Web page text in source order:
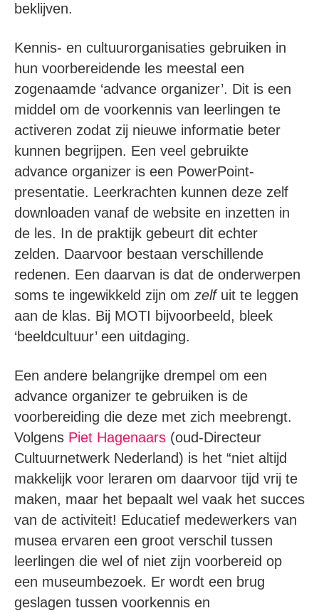
beklijven.
Kennis- en cultuurorganisaties gebruiken in
hun voorbereidende les meestal een
zogenaamde ‘advance organizer’. Dit is een
middel om de voorkennis van leerlingen te
activeren zodat zij nieuwe informatie beter
kunnen begrijpen. Een veel gebruikte
advance organizer is een PowerPoint-
presentatie. Leerkrachten kunnen deze zelf
downloaden vanaf de website en inzetten in
de les. In de praktijk gebeurt dit echter
zelden. Daarvoor bestaan verschillende
redenen. Een daarvan is dat de onderwerpen
soms te ingewikkeld zijn om zelfuit te leggen
aan de klas. Bij MOTI bijvoorbeeld, bleek
‘beeldcultuur’ een uitdaging.
Een andere belangrijke drempel om een
advance organizer te gebruiken is de
voorbereiding die deze met zich meebrengt.
Volgens Piet Hagenaars (oud-Directeur
Cultuurnetwerk Nederland) is het “niet altijd
makkelijk voor leraren om daarvoor tijd vrij te
maken, maar het bepaalt wel vaak het succes
van de activiteit! Educatief medewerkers van
musea ervaren een groot verschil tussen
leerlingen die wel of niet zijn voorbereid op
een museumbezoek. Er wordt een brug
geslagen tussen voorkennis en